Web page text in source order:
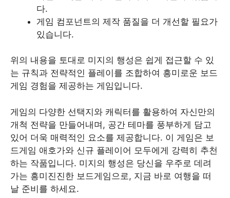
다.
게임 컴포넌트의 제작 품질을 더 개선할 필요가
있습니다.
위의 내용을 토대로 미지의 행성은 쉽게 접근할 수 있
는 규칙과 전략적인 플레이를 조합하여 흥미로운 보드
게임 경험을 제공하는 게임입니다.
게임의 다양한 선택지와 캐릭터를 활용하여 자신만의
개척 전략을 만들어내며, 공간 테마를 풍부하게 담고
있어 더욱 매력적인 요소를 제공합니다. 이 게임은 보
드게임 애호가와 신규 플레이어 모두에게 강력히 추천
하는 작품입니다. 미지의 행성은 당신을 우주로 데려
가는 흥미진진한 보드게임으로, 지금 바로 여행을 떠
날 준비를 하세요.